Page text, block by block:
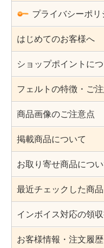
プライバシーポリ
はじめてのお客様へ
ショップポイントに
フェルトの特徴・ご
商品画像のご注意点
掲載商品について
お取り寄せ商品につ
最近チェックした商
インボイス対応の領
お客様情報・注文履